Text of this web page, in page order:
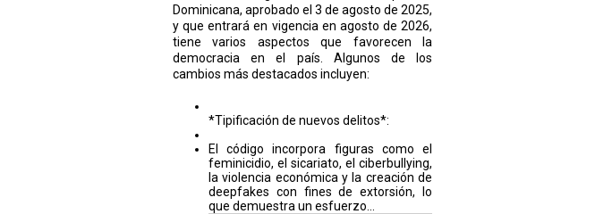
Dominicana, aprobado el 3 de agosto de 2025,
y que entrará en vigencia en agosto de 2026,
tiene varios aspectos que favorecen la
democracia en el país. Algunos de los
cambios más destacados incluyen:
*Tipificación de nuevos delitos*:
El código incorpora figuras como el
feminicidio, el sicariato, el ciberbullying,
la violencia económica y la creación de
deepfakes con fines de extorsión, lo
que demuestra un esfuerzo...